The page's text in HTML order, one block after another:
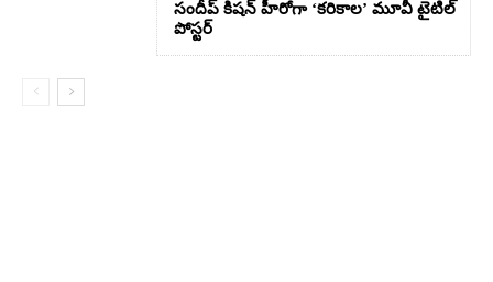
సందీప్ కిషన్ హీరోగా ‘కరికాల’ మూవీ టైటిల్
పోస్టర్